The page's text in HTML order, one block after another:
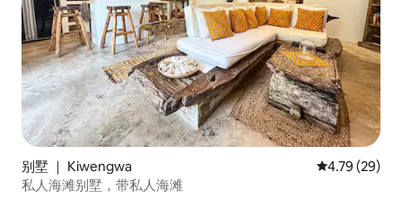
别墅 ｜ Kiwengwa 平均评分
4.79 (29)
私人海滩别墅，带私人海滩